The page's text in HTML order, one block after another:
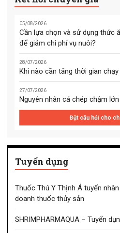
05/08/2026
Cần lựa chọn và sử dụng thức
để giảm chi phí vụ nuôi?
28/07/2026
Khi nào cần tăng thời gian
27/07/2026
Nguyên nhân cá chép chậm lớn
Đặt câu hỏi cho
Tuyển dụng
Thuốc Thú Y Thịnh Á tuyển
doanh thuốc thủy sản
SHRIMPHARMAQUA – Tuyển